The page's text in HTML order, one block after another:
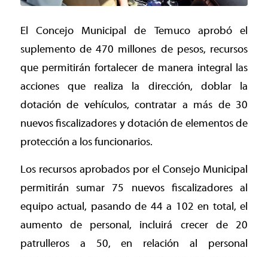
El Concejo Municipal de Temuco aprobó el
suplemento de 470 millones de pesos, recursos
que permitirán fortalecer de manera integral las
acciones que realiza la dirección, doblar la
dotación de vehículos, contratar a más de 30
nuevos fiscalizadores y dotación de elementos de
protección a los funcionarios.
Los recursos aprobados por el Consejo Municipal
permitirán sumar 75 nuevos fiscalizadores al
equipo actual, pasando de 44 a 102 en total, el
aumento de personal, incluirá crecer de 20
patrulleros a 50, en relación al personal